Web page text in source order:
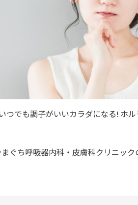
つでも調子がいいカラダになる! ホ
ぐち呼吸器内科・皮膚科クリニック